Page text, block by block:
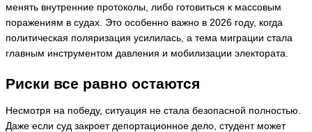
менять внутренние протоколы, либо готовиться к массовым
поражениям в судах. Это особенно важно в 2026 году, когда
политическая поляризация усилилась, а тема миграции стала
главным инструментом давления и мобилизации электората.
Риски все равно остаются
Несмотря на победу, ситуация не стала безопасной полностью.
Даже если суд закроет депортационное дело, студент может